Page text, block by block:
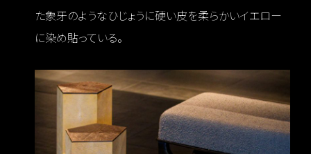
た象牙のようなひじょうに硬い皮を柔らかいイエロー
に染め貼っている。